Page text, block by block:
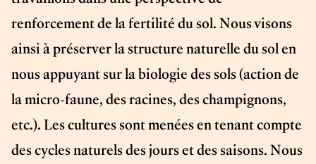
renforcement de la fertilité du sol. Nous visons
ainsi à préserver la structure naturelle du sol en
nous appuyant sur la biologie des sols (action de
la micro-faune, des racines, des champignons,
etc.). Les cultures sont menées en tenant compte
des cycles naturels des jours et des saisons. Nous